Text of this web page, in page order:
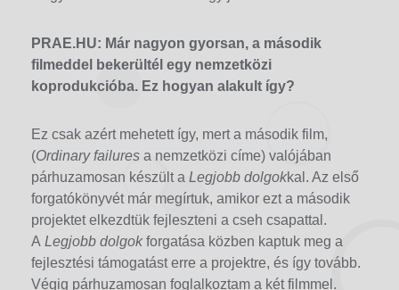
PRAE.HU: Már nagyon gyorsan, a második
filmeddel bekerültél egy nemzetközi
koprodukcióba. Ez hogyan alakult így?
Ez csak azért mehetett így, mert a második film,
(Ordinary failures a nemzetközi címe) valójában
párhuzamosan készült a Legjobb dolgokkal. Az első
forgatókönyvét már megírtuk, amikor ezt a második
projektet elkezdtük fejleszteni a cseh csapattal.
A Legjobb dolgokforgatása közben kaptuk meg a
fejlesztési támogatást erre a projektre, és így tovább.
Végig párhuzamosan foglalkoztam a két filmmel.